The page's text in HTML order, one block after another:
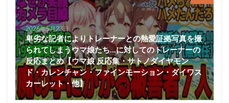
2026年5月23日
卑劣な記者によりトレーナーとの熱愛証拠写真を撮
られてしまうウマ娘たち…に対してのトレーナーの
反応まとめ【ウマ娘 反応集・サトノダイヤモン
ド・カレンチャン・ファインモーション・ダイワス
カーレット・他】